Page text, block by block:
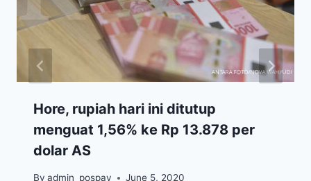
Hore, rupiah hari ini ditutup
menguat 1,56% ke Rp 13.878 per
dolar AS
By admin_pospay June 5, 2020